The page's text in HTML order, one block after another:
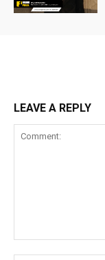
LEAVE A REPLY